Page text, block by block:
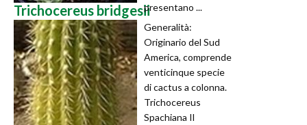
presentano ...
Trichocereus bridgesii
Generalità:
Originario del Sud
America, comprende
venticinque specie
di cactus a colonna.
Trichocereus
Spachiana Il